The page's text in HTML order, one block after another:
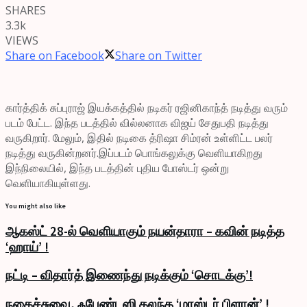
SHARES
3.3k
VIEWS
Share on Facebook
Share on Twitter
கார்த்திக் சுப்புராஜ் இயக்கத்தில் நடிகர் ரஜினிகாந்த் நடித்து வரும்
படம் பேட்ட. இந்த படத்தில் வில்லனாக விஜய் சேதுபதி நடித்து
வருகிறார். மேலும், இதில் நடிகை த்ரிஷா சிம்ரன் உள்ளிட்ட பலர்
நடித்து வருகின்றனர்.இப்படம் பொங்கலுக்கு வெளியாகிறது
இந்நிலையில், இந்த படத்தின் புதிய போஸ்டர் ஒன்று
வெளியாகியுள்ளது.
You might also like
ஆகஸ்ட் 28-ல் வெளியாகும் நயன்தாரா – கவின் நடித்த
‘ஹாய்’ !
நட்டி – விதார்த் இணைந்து நடிக்கும் ‘சொடக்கு’!